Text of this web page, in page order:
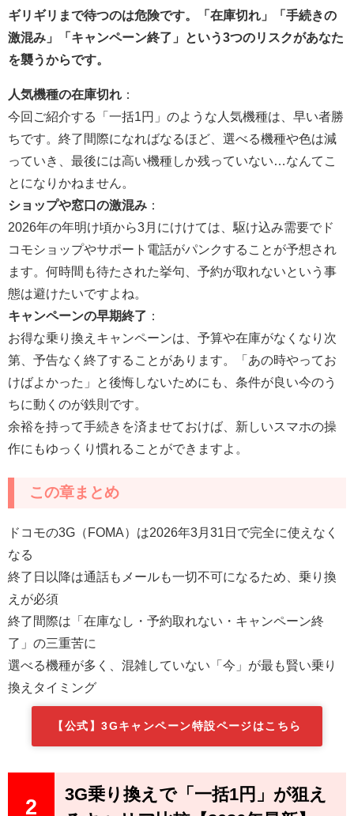
ギリギリまで待つのは危険です。「在庫切れ」「手続きの
激混み」「キャンペーン終了」という3つのリスクがあなた
を襲うからです。
人気機種の在庫切れ ：
今回ご紹介する「一括1円」のような人気機種は、早い者勝
ちです。終了間際になればなるほど、選べる機種や色は減
っていき、最後には高い機種しか残っていない…なんてこ
とになりかねません。
ショップや窓口の激混み ：
2026年の年明け頃から3月にけけては、駆け込み需要でド
コモショップやサポート電話がパンクすることが予想され
ます。何時間も待たされた挙句、予約が取れないという事
態は避けたいですよね。
キャンペーンの早期終了 ：
お得な乗り換えキャンペーンは、予算や在庫がなくなり次
第、予告なく終了することがあります。「あの時やってお
けばよかった」と後悔しないためにも、条件が良い今のう
ちに動くのが鉄則です。
余裕を持って手続きを済ませておけば、新しいスマホの操
作にもゆっくり慣れることができますよ。
この章まとめ
ドコモの3G（FOMA）は2026年3月31日で完全に使えなく
なる
終了日以降は通話もメールも一切不可になるため、乗り換
えが必須
終了間際は「在庫なし・予約取れない・キャンペーン終
了」の三重苦に
選べる機種が多く、混雑していない「今」が最も賢い乗り
換えタイミング
【公式】3Gキャンペーン特設ページはこちら
2
3G乗り換えで「一括1円」が狙え